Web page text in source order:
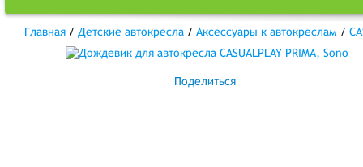
Главная / Детские автокресла / Аксессуары к автокреслам /
Поделиться